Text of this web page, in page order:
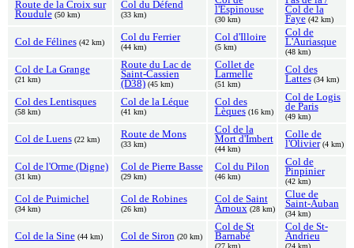
Route de la Croix sur
Roudule (50 km)
Col du Défend
(33 km)
l'Espinouse
(30 km)
Col de la
Faye (42 km)
Col de Félines (42 km) Col du Ferrier
(44 km)
Col d'Illoire
(5 km)
Col de
L'Auriasque
(48 km)
Col de La Grange
(21 km)
Route du Lac de
Saint-Cassien
(D38) (45 km)
Collet de
Larmelle
(51 km)
Col des
Lattes (34 km)
Col des Lentisques
(58 km)
Col de la Léque
(41 km)
Col des
Lèques (16 km)
Col de Logis
de Paris
(49 km)
Col de Luens (22 km) Route de Mons
(33 km)
Col de la
Mort d'Imbert
(44 km)
Colle de
l'Olivier (4 km)
Col de l'Orme (Digne)
(31 km)
Col de Pierre Basse
(29 km)
Col du Pilon
(46 km)
Col de
Pinpinier
(42 km)
Col de Puimichel
(34 km)
Col de Robines
(26 km)
Col de Saint
Arnoux (28 km)
Clue de
Saint-Auban
(34 km)
Col de la Sine (44 km) Col de Siron (20 km)
Col de St
Barnabé
(27 km)
Col de St-
Andrieu
(24 km)